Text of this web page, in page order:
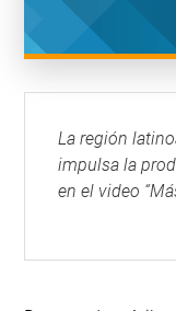
La región
impulsa la
en el video